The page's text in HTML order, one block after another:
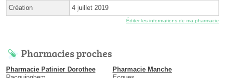
Création 4 juillet 2019
Éditer les informations de ma pharmacie
Pharmacies proches
Pharmacie Patinier Dorothee
Pharmacie Manche